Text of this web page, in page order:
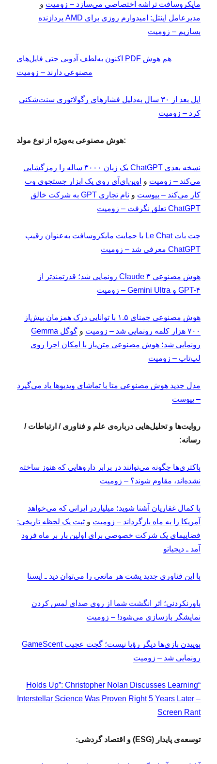
مایکروسافت تراشه اختصاصی می‌سازد – زومیت و
مدیرعامل اینتل: امیدوارم روزی برای AMD پردازنده
بسازیم – زومیت
اکنون به‌لطف آدوبی حتی فایل‌های PDF هم هوش
مصنوعی دارند – زومیت
اپل بعد از ۳۰ سال به‌دلیل فشارهای رگولاتوری سنت‌شکنی
کرد – زومیت
هوش مصنوعی به‌ویژه از نوع مولد:
نسخه بعدی ChatGPT یک زبان ۳۰۰۰ ساله را رمزگشایی
می‌کند – زومیت و اوپن‌ای‌آی روی یک ابزار جستجوی وب
کار می‌کند – پیوست و
نام تجاری GPT به شرکت خالق
ChatGPT تعلق نگرفت – زومیت
چت بات Le Chat با حمایت مایکروسافت به‌عنوان رقیب
ChatGPT معرفی شد – زومیت
هوش مصنوعی Claude ۳ رونمایی شد؛ قدرتمندتر از
GPT-۴ و Gemini Ultra – زومیت
هوش مصنوعی جمنای ۱.۵ با توانایی درک همزمان بیش‌از
۷۰۰ هزار کلمه رونمایی شد – زومیت
و
گوگل Gemma
رونمایی شد؛ هوش مصنوعی متن‌باز با امکان اجرا روی
لپ‌تاپ – زومیت
مدل جدید هوش مصنوعی متا با تماشای ویدیو‌ها یاد می‌گیرد
– پیوست
روایت‌ها و تحلیل‌هایی درباره‌ی علم و فناوری / ارتباطات /
رسانه:
باکتری‌ها چگونه می‌توانند در برابر داروهایی که هنوز ساخته
نشده‌اند، مقاوم شوند؟ – زومیت
با کمال غفاریان آشنا شوید؛ میلیاردر ایرانی که می‌خواهد
آمریکا را به ماه بازگرداند – زومیت وثبت یک لحظه تاریخی:
فضاپیمای یک شرکت خصوصی برای اولین بار بر ماه فرود
آمد ـ دیجیاتو
با این فناوری جدید پشت هر مانعی را می‌توان دید ـ ایسنا
باورنکردنی؛ اثر انگشت شما از روی صدای لمس‌ کردن
نمایشگر بازسازی می‌شود! – زومیت
بوییدن بازی‌ها دیگر رؤیا نیست؛ گجت عجیب GameScent
رونمایی شد – زومیت
“Holds Up”: Christopher Nolan Discusses Learning
Interstellar Science Was Proven Right 5 Years Later –
Screen Rant
توسعه‌ی پایدار (ESG) و اقتصاد گردشی: